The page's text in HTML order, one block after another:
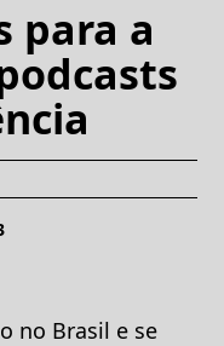
para a
no Brasil e se